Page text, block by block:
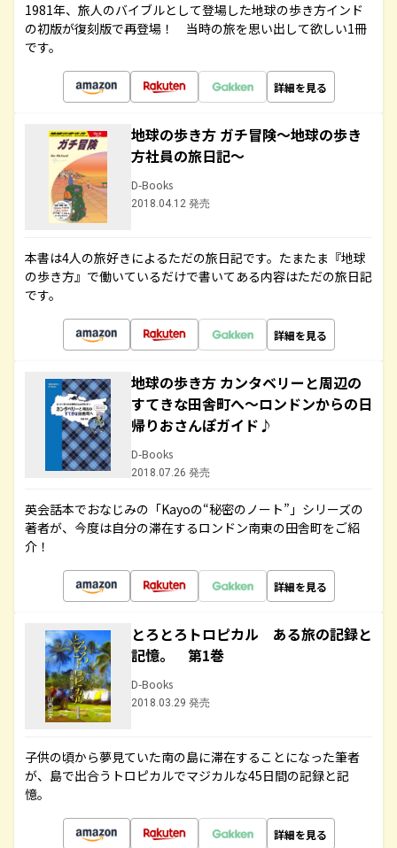
1981年、旅人のバイブルとして登場した地球の歩き方インド
の初版が復刻版で再登場！ 当時の旅を思い出して欲しい1冊
です。
詳細を見る
地球の歩き方 ガチ冒険～地球の歩き
方社員の旅日記～
D-Books
2018.04.12 発売
本書は4人の旅好きによるただの旅日記です。たまたま『地球
の歩き方』で働いているだけで書いてある内容はただの旅日記
です。
詳細を見る
地球の歩き方 カンタベリーと周辺の
すてきな田舎町へ～ロンドンからの日
帰りおさんぽガイド♪
D-Books
2018.07.26 発売
英会話本でおなじみの「Kayoの“秘密のノート”」シリーズの
著者が、今度は自分の滞在するロンドン南東の田舎町をご紹
介！
詳細を見る
とろとろトロピカル ある旅の記録と
記憶。 第1巻
D-Books
2018.03.29 発売
子供の頃から夢見ていた南の島に滞在することになった筆者
が、島で出合うトロピカルでマジカルな45日間の記録と記
憶。
詳細を見る